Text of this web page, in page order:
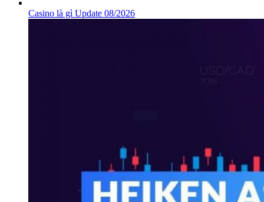
Casino là gì Update 08/2026